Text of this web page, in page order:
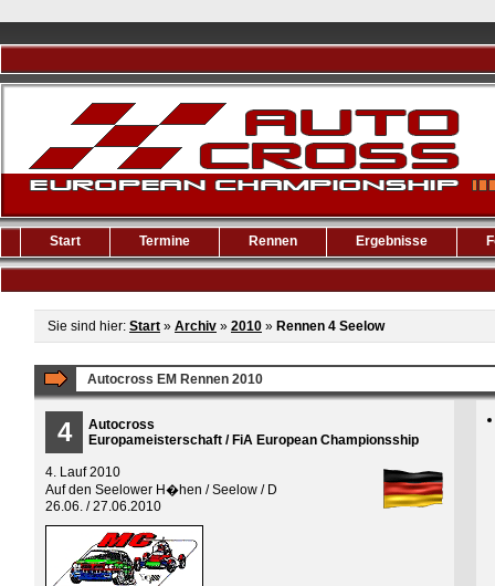
Start Termine Rennen Ergebnisse
Sie sind hier: Start » Archiv » 2010 » Rennen 4 Seelow
Autocross EM Rennen 2010
4
Autocross
Europameisterschaft / FiA European Championsship
4. Lauf 2010
Auf den Seelower H�hen / Seelow / D
26.06. / 27.06.2010